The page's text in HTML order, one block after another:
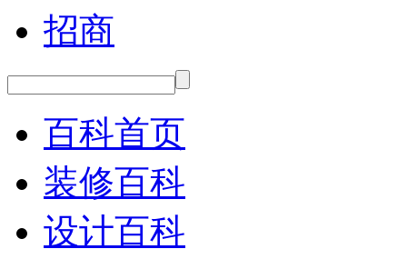
招商
百科首页
装修百科
设计百科